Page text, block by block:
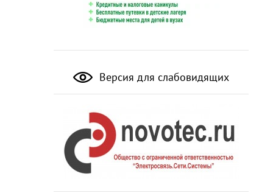
Версия для слабовидящих